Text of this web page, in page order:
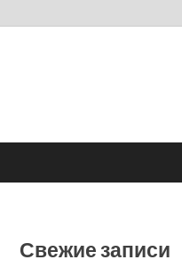
Свежие записи